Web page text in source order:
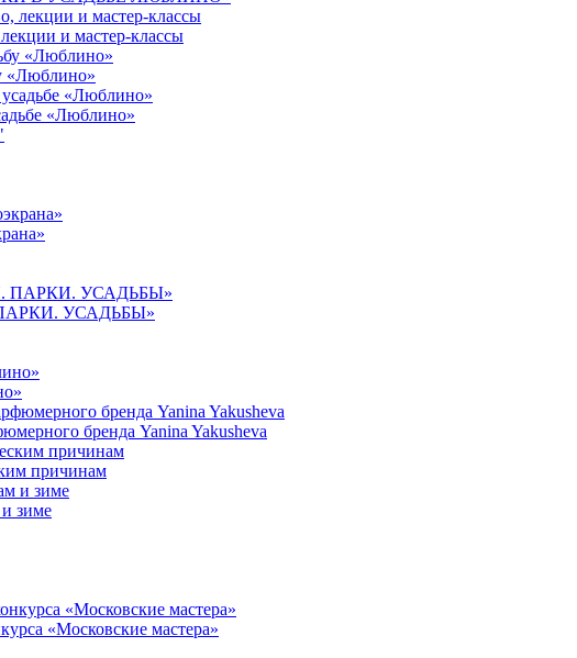
и мастер-классы
«Люблино»
«Люблино»
ПАРКИ. УСАДЬБЫ»
бренда Yanina Yakusheva
причинам
зиме
«Московские мастера»